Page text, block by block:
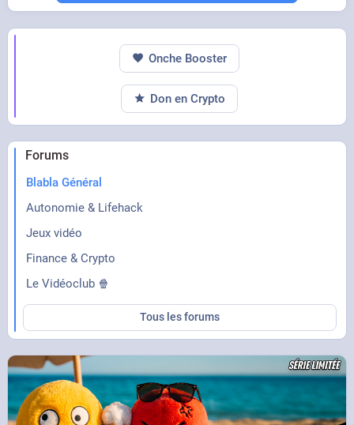
Forums
Blabla Général
Autonomie & Lifehack
Jeux vidéo
Finance & Crypto
Le Vidéoclub 🍿
Tous les forums
Onche Booster
Don en Crypto